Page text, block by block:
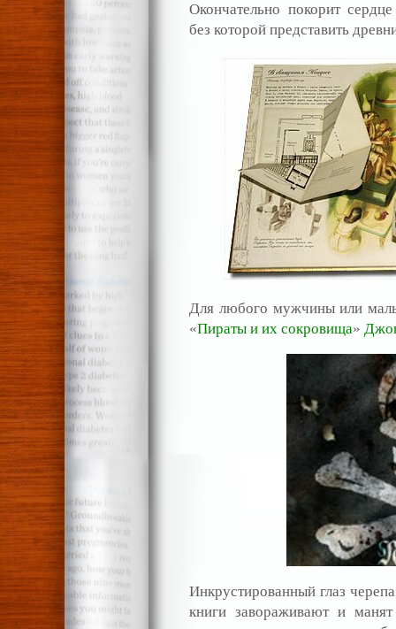
Окончательно покорит
без которой представить
Для любого мужчины или
«Пираты и их сокровища»
Инкрустированный глаз
книги завораживают и